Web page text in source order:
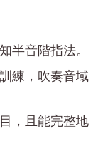
半音階指法。
練，吹奏音域
，且能完整地